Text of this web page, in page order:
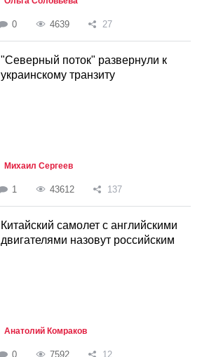
0 4639 27
"Северный поток" развернули к
украинскому транзиту
Михаил Сергеев
1 43612 137
Китайский самолет с английскими
двигателями назовут российским
Анатолий Комраков
0 7592 12